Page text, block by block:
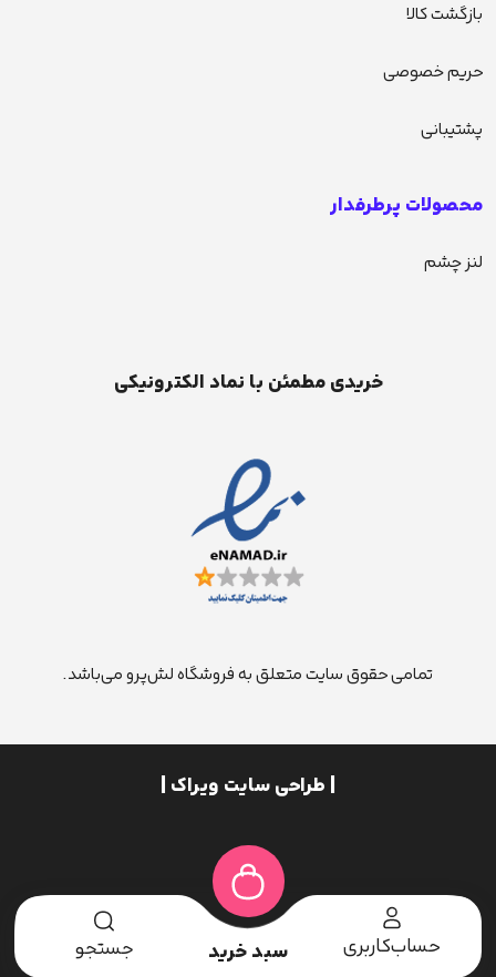
بازگشت کالا
حریم خصوصی
پشتیبانی
محصولات پرطرفدار
لنز چشم
خریدی مطمئن با نماد الکترونیکی
تمامی حقوق سایت متعلق به فروشگاه لش‌پرو می‌باشد.
| طراحی سایت ویراک |
حساب‌کاربری سبد خرید جستجو